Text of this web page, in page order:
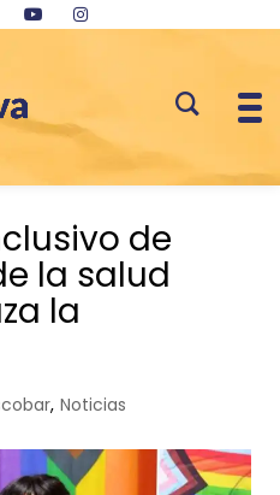
de
la salud
la
, Noticias